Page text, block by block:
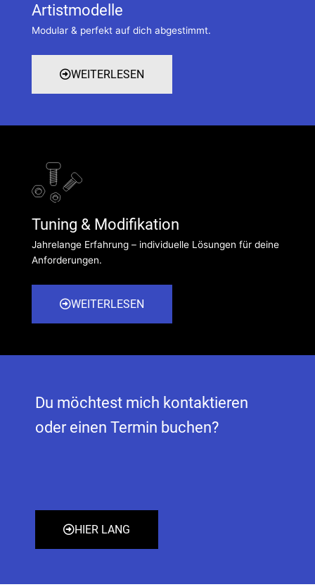
Artistmodelle
Modular & perfekt auf dich abgestimmt.
WEITERLESEN
Tuning & Modifikation
Jahrelange Erfahrung – individuelle Lösungen für deine
Anforderungen.
WEITERLESEN
Du möchtest mich kontaktieren
oder einen Termin buchen?
HIER LANG